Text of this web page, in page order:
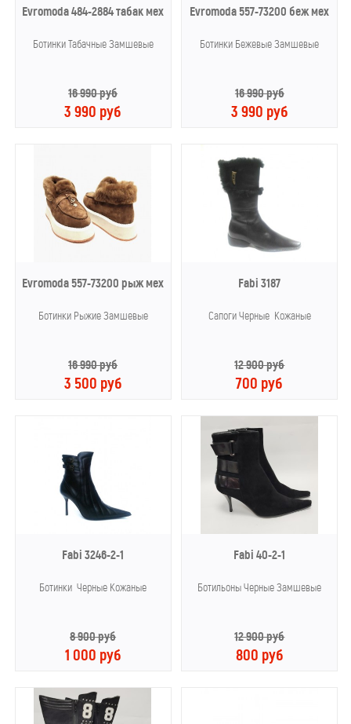
Evromoda 484-2884 табак мех
Ботинки Табачные Замшевые
16 990 руб
3 990 руб
Evromoda 557-73200 беж мех
Ботинки Бежевые Замшевые
16 990 руб
3 990 руб
Evromoda 557-73200 рыж мех
Ботинки Рыжие Замшевые
16 990 руб
3 500 руб
Fabi 3187
Сапоги Черные Кожаные
12 900 руб
700 руб
Fabi 3246-2-1
Ботинки Черные Кожаные
8 900 руб
1 000 руб
Fabi 40-2-1
Ботильоны Черные Замшевые
12 900 руб
800 руб